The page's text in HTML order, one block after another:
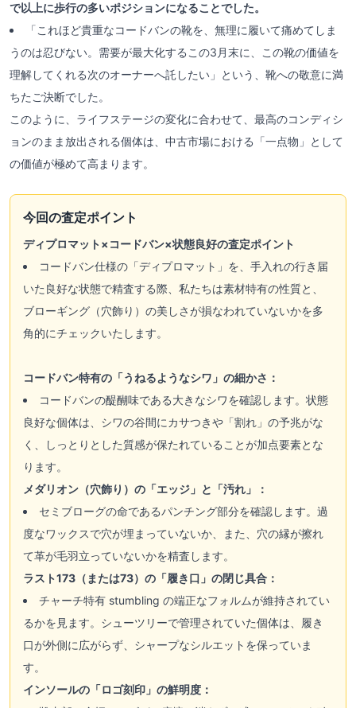
で以上に歩行の多いポジションになることでした。
「これほど貴重なコードバンの靴を、無理に履いて痛めてしま
うのは忍びない。需要が最大化するこの3月末に、この靴の価値を
理解してくれる次のオーナーへ託したい」という、靴への敬意に満
ちたご決断でした。
このように、ライフステージの変化に合わせて、最高のコンディシ
ョンのまま放出される個体は、中古市場における「一点物」として
の価値が極めて高まります。
今回の査定ポイント
ディプロマット×コードバン×状態良好の査定ポイント
コードバン仕様の「ディプロマット」を、手入れの行き届
いた良好な状態で精査する際、私たちは素材特有の性質と、
ブローギング（穴飾り）の美しさが損なわれていないかを多
角的にチェックいたします。
コードバン特有の「うねるようなシワ」の細かさ：
コードバンの醍醐味である大きなシワを確認します。状態
良好な個体は、シワの谷間にカサつきや「割れ」の予兆がな
く、しっとりとした質感が保たれていることが加点要素とな
ります。
メダリオン（穴飾り）の「エッジ」と「汚れ」：
セミブローグの命であるパンチング部分を確認します。過
度なワックスで穴が埋まっていないか、また、穴の縁が擦れ
て革が毛羽立っていないかを精査します。
ラスト173（または73）の「履き口」の閉じ具合：
チャーチ特有 stumbling の端正なフォルムが維持されてい
るかを見ます。シューツリーで管理されていた個体は、履き
口が外側に広がらず、シャープなシルエットを保っていま
す。
インソールの「ロゴ刻印」の鮮明度：